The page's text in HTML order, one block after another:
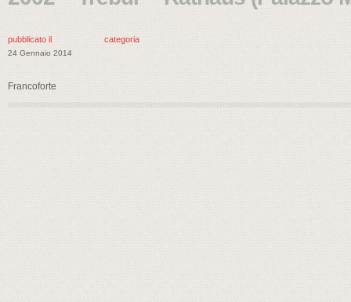
pubblicato il
24 Gennaio 2014
categoria
Francoforte